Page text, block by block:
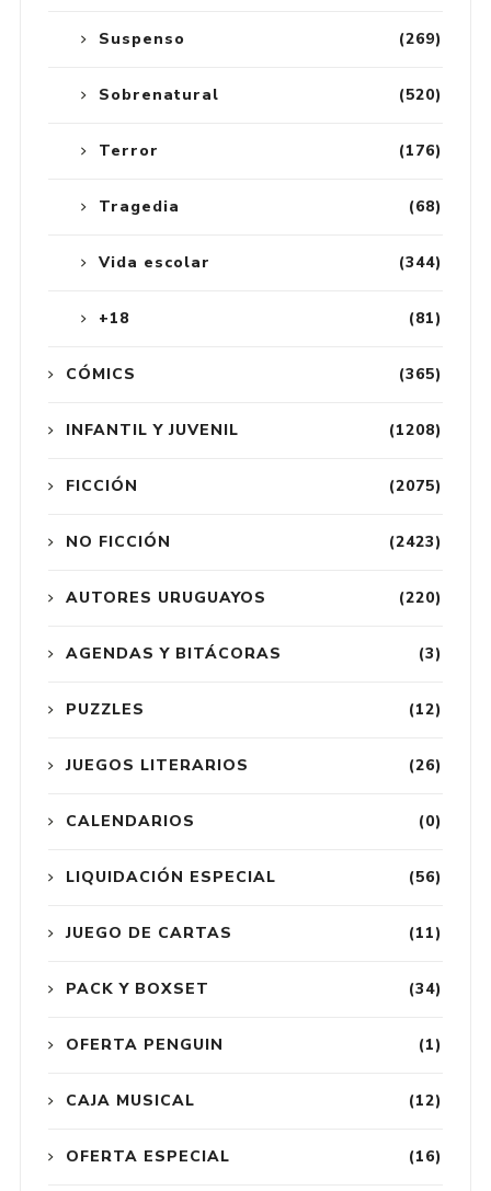
(269)
Suspenso
(520)
Sobrenatural
(176)
Terror
(68)
Tragedia
(344)
Vida escolar
(81)
+18
(365)
CÓMICS
(1208)
INFANTIL Y JUVENIL
(2075)
FICCIÓN
(2423)
NO FICCIÓN
(220)
AUTORES URUGUAYOS
(3)
AGENDAS Y BITÁCORAS
(12)
PUZZLES
(26)
JUEGOS LITERARIOS
(0)
CALENDARIOS
(56)
LIQUIDACIÓN ESPECIAL
(11)
JUEGO DE CARTAS
(34)
PACK Y BOXSET
(1)
OFERTA PENGUIN
(12)
CAJA MUSICAL
(16)
OFERTA ESPECIAL